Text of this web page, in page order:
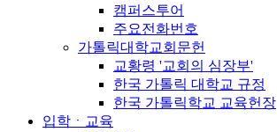
캠퍼스투어
주요전화번호
가톨릭대학교회문헌
교황령 '교회의 심장부'
한국 가톨릭 대학교 규정
한국 가톨릭학교 교육헌장
입학ㆍ교육